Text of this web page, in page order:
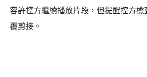
容許控方繼續播放片段，但提醒控方
覆剪接。